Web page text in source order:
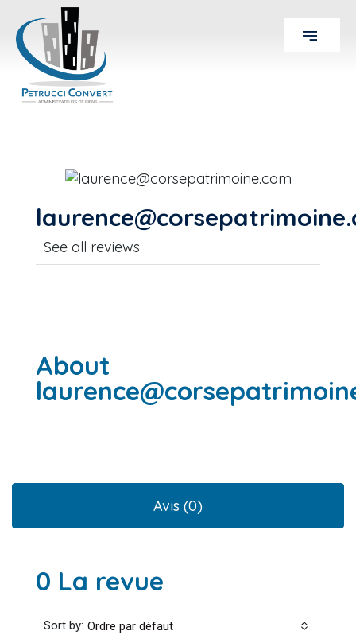
See all reviews
About
Avis (0)
0 La revue
Sort by: Ordre par défaut